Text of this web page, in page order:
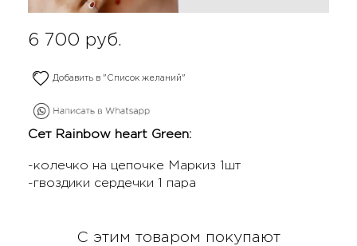
6 700 руб.
Добавить в "Список желаний"
Сет Rainbow heart Green:
-колечко на цепочке Маркиз 1шт
-гвоздики сердечки 1 пара
С этим товаром покупают